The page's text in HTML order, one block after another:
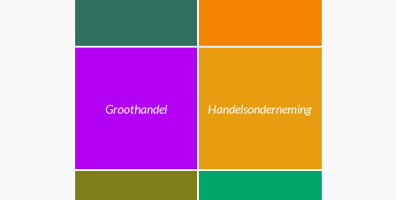
Groothandel Handelsonderneming